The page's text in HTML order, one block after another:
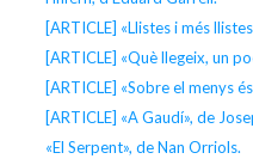
[ARTICLE] «Llistes i més
[ARTICLE] «Què llegeix, un
[ARTICLE] «Sobre el menys
[ARTICLE] «A Gaudí», de
«El Serpent», de Nan Orriols.